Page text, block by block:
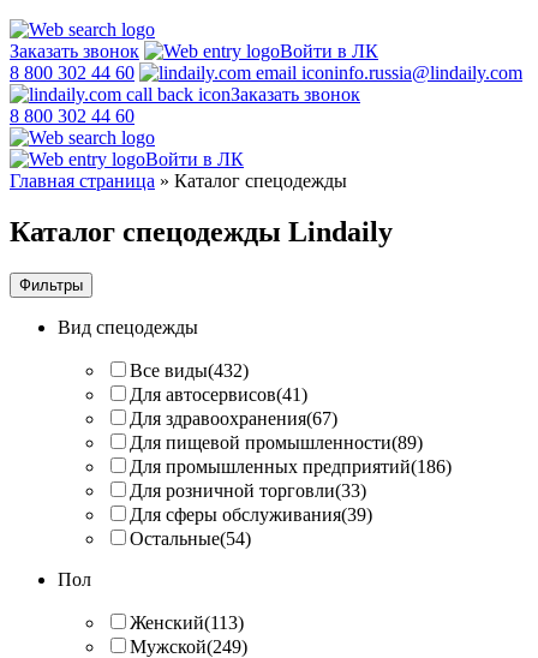
Заказать звонок
Войти в ЛК
8 800 302 44 60
info.russia@lindaily.com
Заказать звонок
8 800 302 44 60
Войти в ЛК
Главная страница » Каталог спецодежды
Каталог спецодежды Lindaily
Фильтры
Вид спецодежды
Все виды(432)
Для автосервисов(41)
Для здравоохранения(67)
Для пищевой промышленности(89)
Для промышленных предприятий(186)
Для розничной торговли(33)
Для сферы обслуживания(39)
Остальные(54)
Пол
Женский(113)
Мужской(249)